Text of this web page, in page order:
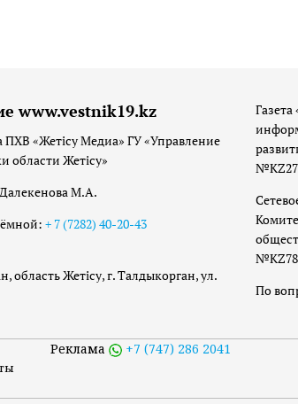
www.vestnik19.kz
«Жетісу Медиа» ГУ «Управление
области Жетісу»
М.А.
+ 7 (7282) 40-20-43
область Жетісу, г. Талдыкорган, ул.
По
Реклама +7 (747) 286 2041